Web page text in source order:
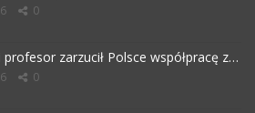
0
profesor zarzucił Polsce współpracę z…
0